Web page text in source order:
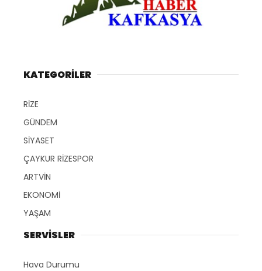
KATEGORİLER
RİZE
GÜNDEM
SİYASET
ÇAYKUR RİZESPOR
ARTVİN
EKONOMİ
YAŞAM
SERVİSLER
Hava Durumu